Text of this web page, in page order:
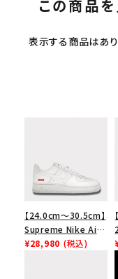
この商品
表示する商品はあり
【24.0cm～30.5cm】
Supreme Nike Air
Force 1 Low シュプ
¥28,980 (税込)